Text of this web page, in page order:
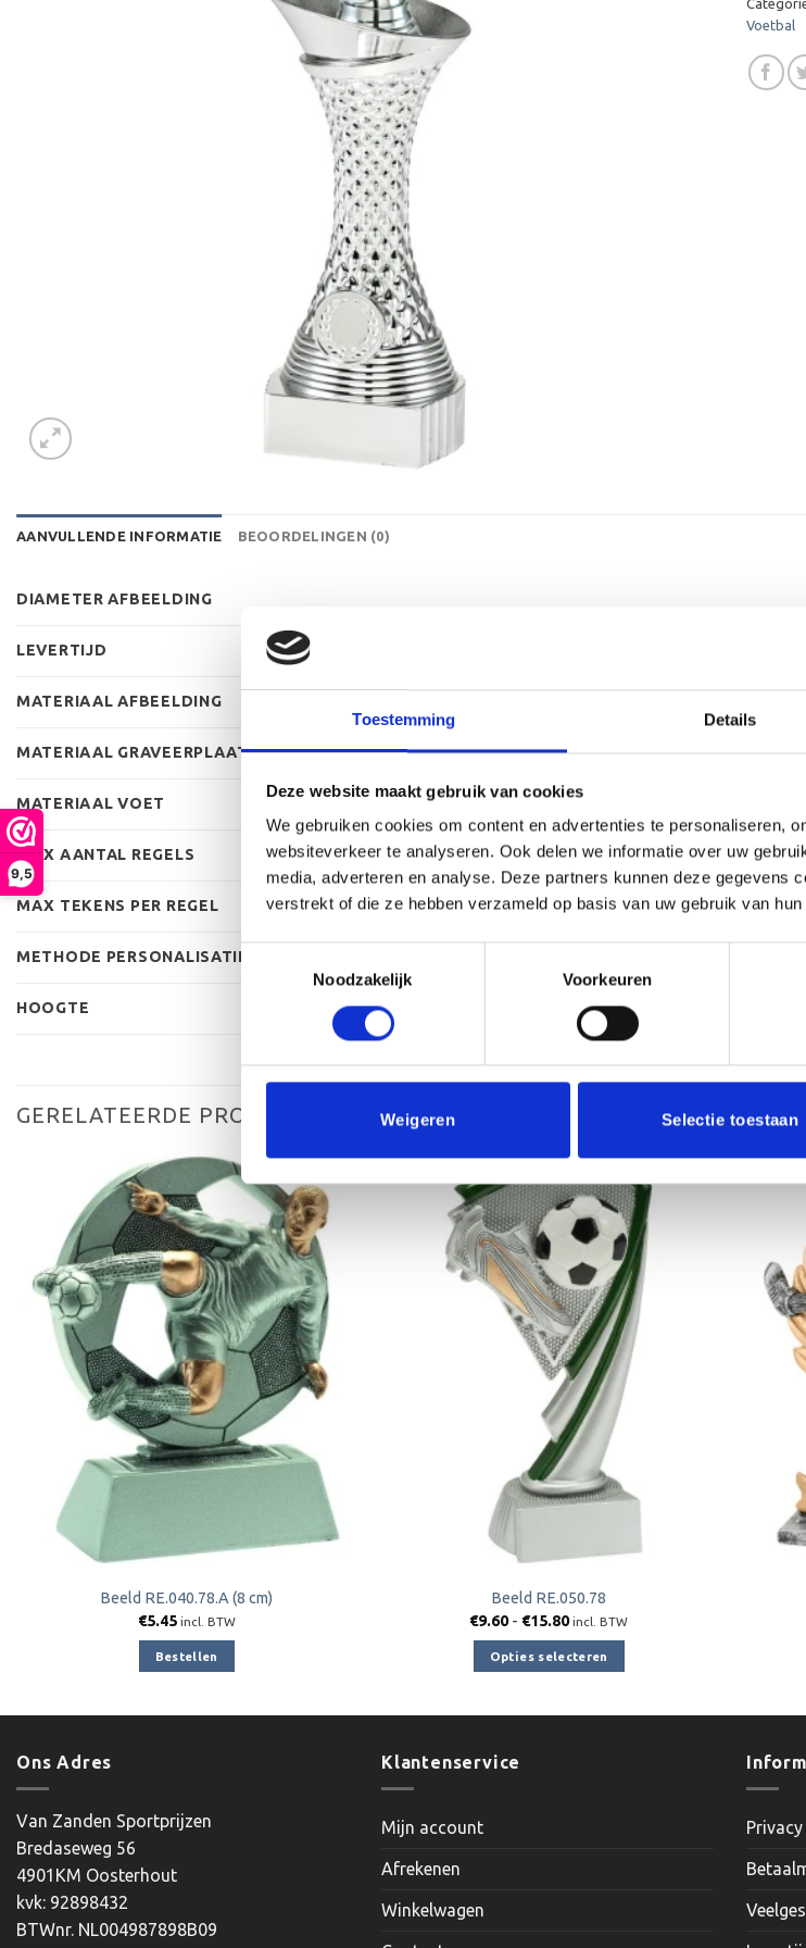
9,5
Toestemming Details
Deze website maakt gebruik van cookies
We gebruiken cookies om content en advertenties te personaliseren,
websiteverkeer te analyseren. Ook delen we informatie over uw
media, adverteren en analyse. Deze partners kunnen deze gegevens
verstrekt of die ze hebben verzameld op basis van uw gebruik van
Toestemmingsselectie
Noodzakelijk
Voorkeuren
Weigeren Selectie toestaan
Voetbal
AANVULLENDE INFORMATIE BEOORDELINGEN (0)
DIAMETER AFBEELDING
LEVERTIJD
MATERIAAL AFBEELDING
MATERIAAL GRAVEERPLAAT
MATERIAAL VOET
MAX AANTAL REGELS
MAX TEKENS PER REGEL
METHODE PERSONALISATIE
HOOGTE
GERELATEERDE PRODUCTEN
Toevoegen
aan
verlanglijst
Beeld RE.040.78.A (8 cm)
€5.45 incl. BTW
Bestellen
Toevoegen
verlanglijst
Beeld RE.050.78
€9.60 - €15.80Prijsklasse:
tot
€15.80
incl. BTW
Opties selecteren
Ons Adres
Van Zanden Sportprijzen
Bredaseweg 56
4901KM Oosterhout
kvk: 92898432
BTWnr. NL004987898B09
Klantenservice
Mijn account
Afrekenen
Winkelwagen